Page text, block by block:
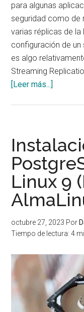
para algunas
seguridad como de
varias réplicas de
configuración de
es algo
Streaming
[Leer más...]
un
sistema
de
réplica
con
Linux 9
octubre 27, 2023 Por
Tiempo de lectura: 4